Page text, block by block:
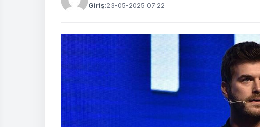
Giriş:23-05-2025 07:22